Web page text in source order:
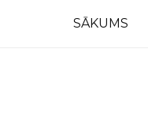
SĀKUMS